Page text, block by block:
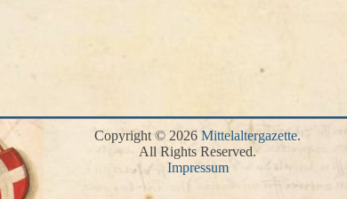
Copyright © 2026 Mittelaltergazette.
All Rights Reserved.
Impressum